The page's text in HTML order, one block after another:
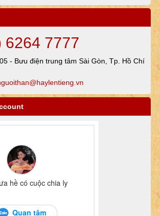
6264 7777
- Bưu điện trung tâm Sài Gòn, Tp. Hồ Chí